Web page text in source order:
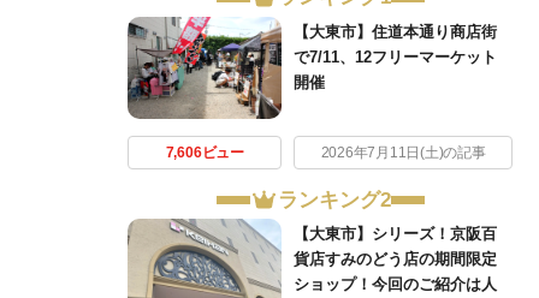
【大東市】住道本通り商店街
で7/11、12フリーマーケット
開催
7,606ビュー 2026年7月11日(土)の記事
ランキング2
【大東市】シリーズ！京阪百
貨店すみのどう店の期間限定
ショップ！今回のご紹介は人